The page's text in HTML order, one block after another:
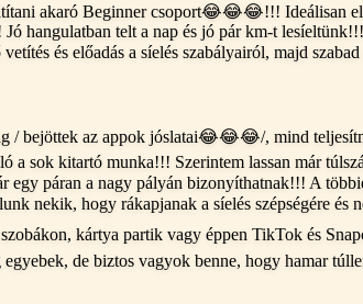
akaró Beginner csoport😂😂😂!!! Ideálisan
hangulatban telt a nap és jó pár km-t
és előadás a síelés szabályairól, majd
/ bejöttek az appok jóslatai😂😂😂/, mind
sok kitartó munka!!! Szerintem lassan már
páran a nagy pályán bizonyíthatnak!!! A
hogy rákapjanak a síelés szépségére és
kártya partik vagy éppen TikTok és
de biztos vagyok benne, hogy hamar